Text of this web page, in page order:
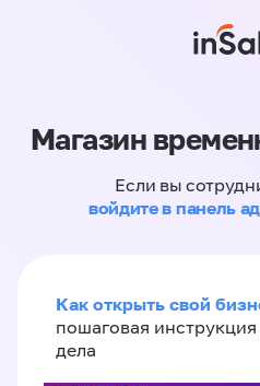
Магазин
Если вы
войдите в панель
Как открыть свой
пошаговая инструкция
дела